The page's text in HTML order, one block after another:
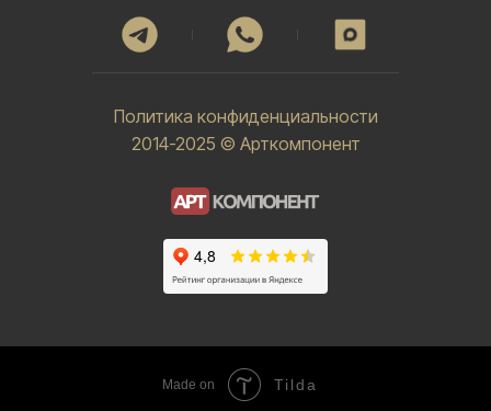
2014-2025 © Арткомпонент
Политика конфиденциальности
Made on Tilda